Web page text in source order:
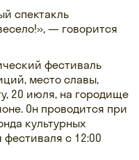
спектакль
— говорится
фестиваль
место славы,
20 июля, на городище
Он проводится при
культурных
с 12:00